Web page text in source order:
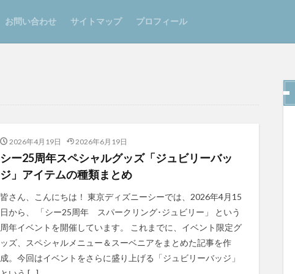
お問い合わせ サイトマップ プロフィール
2026年4月19日 2026年6月19日
シー25周年スペシャルグッズ「ジュビリーバッ
ジ」アイテムの種類まとめ
皆さん、こんにちは！ 東京ディズニーシーでは、2026年4月15
日から、 「シー25周年 スパークリング･ジュビリー」 という
周年イベントを開催しています。 これまでに、イベント限定グ
ッズ、スペシャルメニュー＆スーベニアをまとめた記事を作
成。今回はイベントをさらに盛り上げる「ジュビリーバッジ」